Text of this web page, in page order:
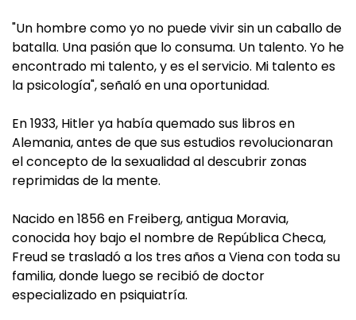
"Un hombre como yo no puede vivir sin un caballo de
batalla. Una pasión que lo consuma. Un talento. Yo he
encontrado mi talento, y es el servicio. Mi talento es
la psicología", señaló en una oportunidad.
En 1933, Hitler ya había quemado sus libros en
Alemania, antes de que sus estudios revolucionaran
el concepto de la sexualidad al descubrir zonas
reprimidas de la mente.
Nacido en 1856 en Freiberg, antigua Moravia,
conocida hoy bajo el nombre de República Checa,
Freud se trasladó a los tres años a Viena con toda su
familia, donde luego se recibió de doctor
especializado en psiquiatría.